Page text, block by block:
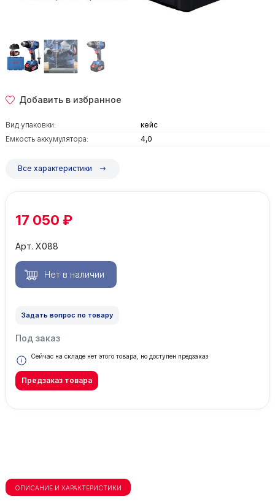
Добавить в избранное
Вид упаковки:
кейс
Емкость аккумулятора:
4,0
Все характеристики
17 050 ₽
Арт. Х088
Задать вопрос по товару
Под заказ
Сейчас на складе нет этого товара, но доступен предзаказ
Предзаказ товара
ОПИСАНИЕ И ХАРАКТЕРИСТИКИ